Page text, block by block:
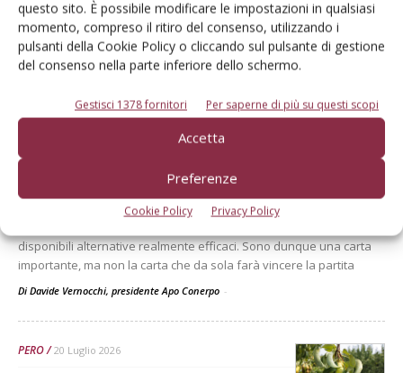
questo sito. È possibile modificare le impostazioni in qualsiasi
momento, compreso il ritiro del consenso, utilizzando i
pulsanti della Cookie Policy o cliccando sul pulsante di gestione
del consenso nella parte inferiore dello schermo.
Gestisci 1378 fornitori Per saperne di più su questi scopi
Accetta
Preferenze
Cookie Policy Privacy Policy
Di Valentina Marrassini
Tea, una grande opportunità
che non può diventare un alibi
Realisticamente, serviranno almeno dieci anni prima che le Tea
possano incidere in modo evidente sull’attività quotidiana del
produttore. Per questo non possono diventare un alibi per
disponibili alternative realmente efficaci. Sono dunque una carta
importante, ma non la carta che da sola farà vincere la partita
Di Davide Vernocchi, presidente Apo Conerpo -
PERO 20 Luglio 2026